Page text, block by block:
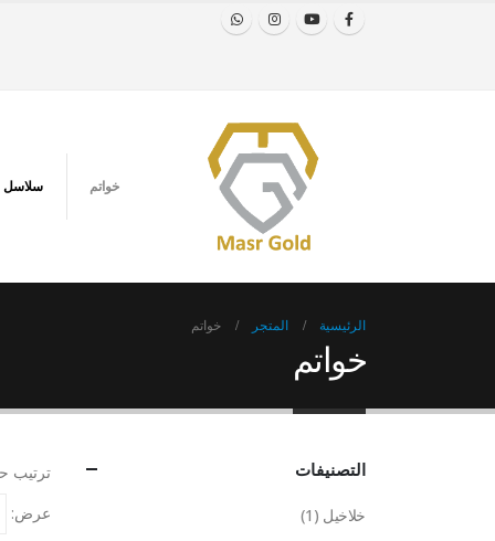
خواتم سلاسل
الرئيسية المتجر خواتم
خواتم
ترتيب
عرض:
التصنيفات
خلاخيل (1)